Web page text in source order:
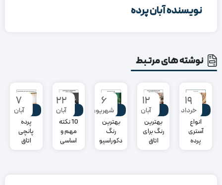
نویسنده آبان پرده
نوشته های مرتبط
بلاگ
۱۹
خرداد
انواع
آستری
پرده
بلاگ
۱۲
آبان
بهترین
رنگ برای
اتاق
بلاگ
۶
شهریور
بهترین
رنگ
دکوراسیون
بلاگ
۲۲
آبان
10 نکته
مهم و
اساسی
بلاگ
۷
آبان
پرده
پانچی
اتاق